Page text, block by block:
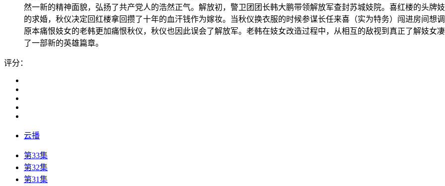
然一新的精神面貌，弘扬了共产党人的浩然正气。解放初，警卫团团长韩大鹏带领解放军查封苏城妓院。喜红楼的头牌
的求婚，秋仪决定回红楼拿回攒了十年的血汗钱作为嫁妆。当秋仪换衣服的时候参谋长任来喜（实为特务）闯进房间想
原本痛恨妓女的老韩更加痛恨秋仪，秋仪也因此误会了解放军。老韩在妓女改造过程中，从相互的敌视到真正了解妓女
了一部新的英雄篇章。
评分：
云播
第33集
第32集
第31集